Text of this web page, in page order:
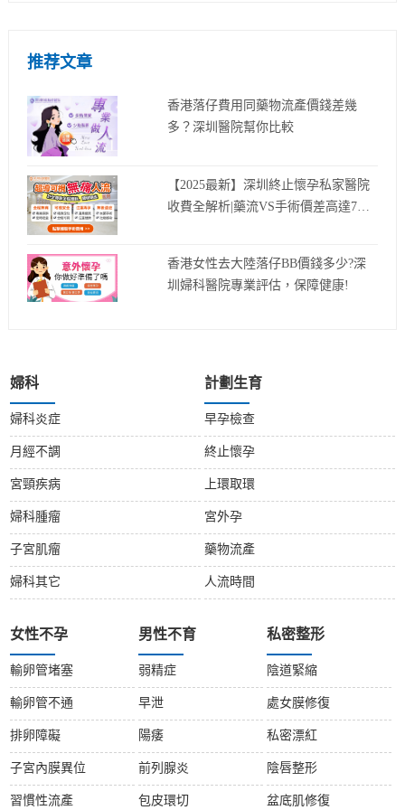
推荐文章
香港落仔費用同藥物流產價錢差幾
多？深圳醫院幫你比較
【2025最新】深圳終止懷孕私家醫院
收費全解析|藥流VS手術價差高達7
香港女性去大陸落仔BB價錢多少?深
圳婦科醫院專業評估，保障健康!
婦科
婦科炎症
月經不調
宮頸疾病
婦科腫瘤
子宮肌瘤
婦科其它
計劃生育
早孕檢查
終止懷孕
上環取環
宮外孕
藥物流產
人流時間
女性不孕
輸卵管堵塞
輸卵管不通
排卵障礙
子宮內膜異位
習慣性流產
男性不育
弱精症
早泄
陽痿
前列腺炎
包皮環切
私密整形
陰道緊縮
處女膜修復
私密漂紅
陰唇整形
盆底肌修復